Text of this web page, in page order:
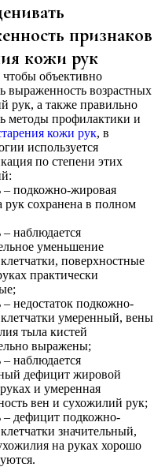
признаков
кожи рук
чтобы объективно
выраженность возрастных
рук, а также правильно
методы профилактики и
кожи рук, в
используется
по степени этих
– подкожно-жировая
рук сохранена в полном
– наблюдается
уменьшение
поверхностные
практически
– недостаток подкожно-
умеренный, вены
тыла кистей
выражены;
– наблюдается
дефицит жировой
и умеренная
вен и сухожилий рук;
– дефицит подкожно-
значительный,
на руках хорошо